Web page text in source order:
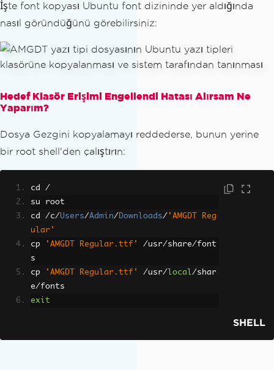
İşte font kopyası Ubuntu font dizininde yer aldığında
nasıl göründüğünü görebilirsiniz:
Hedef Klasör Erişimi Engellendi Hatası Alırsam Ne
Yaparım?
Dosya Gezgini kopyalamayı reddederse, bunun yerine
bir root shell'den çalıştırın:
cd /
su root
cd / c/Users/Admin/ Downloads/ 'AMGDT Reg
ular'
cp
'AMGDT Regular.ttf' / usr/ share/ font
s
cp
'AMGDT Regular.ttf' / usr/ local/ shar
e/ fonts
exit
SHELL